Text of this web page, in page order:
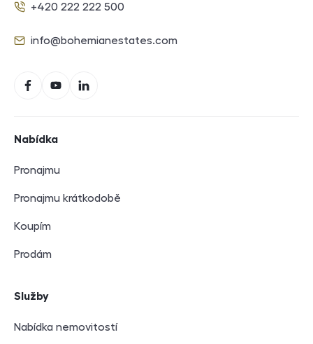
Telefon
+420 222 222 500
E-mail
info@bohemianestates.com
FacebookYouTubeLinkedIn
Nabídka
Pronajmu
Pronajmu krátkodobě
Koupím
Prodám
Služby
Nabídka nemovitostí